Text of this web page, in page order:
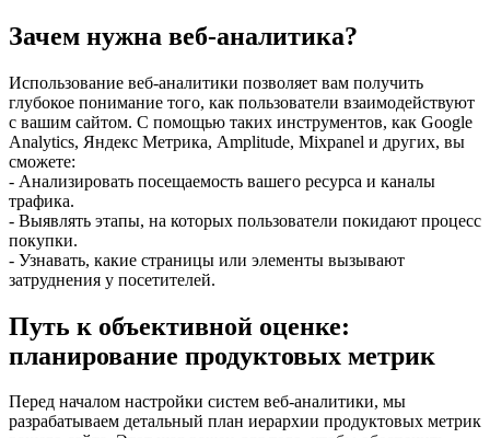
Зачем нужна веб-аналитика?
Использование веб-аналитики позволяет вам получить
глубокое понимание того, как пользователи взаимодействуют
с вашим сайтом. С помощью таких инструментов, как Google
Analytics, Яндекс Метрика, Amplitude, Mixpanel и других, вы
сможете:
- Анализировать посещаемость вашего ресурса и каналы
трафика.
- Выявлять этапы, на которых пользователи покидают процесс
покупки.
- Узнавать, какие страницы или элементы вызывают
затруднения у посетителей.
Путь к объективной оценке:
планирование продуктовых метрик
Перед началом настройки систем веб-аналитики, мы
разрабатываем детальный план иерархии продуктовых метрик